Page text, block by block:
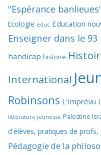
"Espérance
Ecologie educ Education
Enseigner dans le
handicap histoire
International
Robinsons L'Imprévu
littérature jeunesse Palestine
d'élèves, pratiques de profs,
Pédagogie de la